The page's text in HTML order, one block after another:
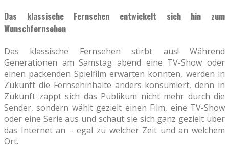
Das klassische Fernsehen entwickelt sich hin zum
Wunschfernsehen
Das klassische Fernsehen stirbt aus! Während
Generationen am Samstag abend eine TV-Show oder
einen packenden Spielfilm erwarten konnten, werden in
Zukunft die Fernsehinhalte anders konsumiert, denn in
Zukunft zappt sich das Publikum nicht mehr durch die
Sender, sondern wählt gezielt einen Film, eine TV-Show
oder eine Serie aus und schaut sie sich ganz gezielt über
das Internet an – egal zu welcher Zeit und an welchem
Ort.